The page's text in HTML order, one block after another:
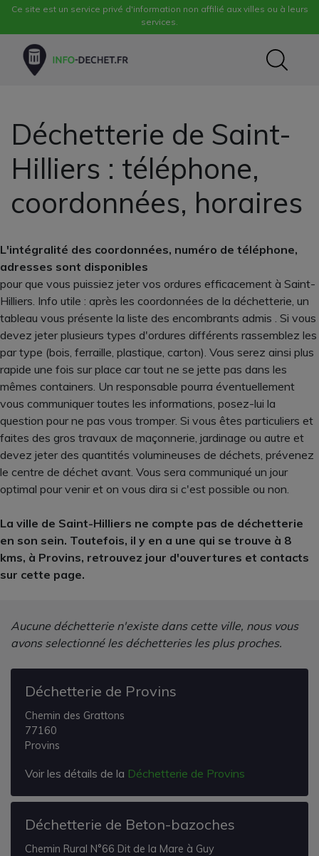
Ce site est un service privé d'information non affilié aux villes ou à leurs
services.
Déchetterie de Saint-
Hilliers : téléphone,
coordonnées, horaires
L'intégralité des coordonnées, numéro de téléphone,
adresses sont disponibles
pour que vous puissiez jeter vos ordures efficacement à Saint-
Hilliers. Info utile : après les coordonnées de la déchetterie, un
tableau vous présente la liste des encombrants admis . Si vous
devez jeter plusieurs types d'ordures différents rassemblez les
par type (bois, ferraille, plastique, carton). Vous serez ainsi plus
rapide une fois sur place car tout ne se jette pas dans les
mêmes containers. Un responsable pourra éventuellement
vous communiquer toutes les informations, posez-lui la
question pour ne pas vous tromper. Si vous êtes particuliers et
faites des gros travaux de maçonnerie, jardinage ou autre et
devez jeter des quantités volumineuses de déchets, prévenez
le centre de déchet avant. Vous sera communiqué un jour
optimal pour venir et on vous dira si c'est possible ou non.
La ville de Saint-Hilliers ne compte pas de déchetterie
en son sein. Toutefois, il y en a une qui se trouve à 8
kms, à Provins, retrouvez jour d'ouvertures et contacts
sur cette page.
Aucune déchetterie n'existe dans cette ville, nous vous
avons selectionné les déchetteries les plus proches.
Déchetterie de Provins
Chemin des Grattons
77160
Provins
Voir les détails de la Déchetterie de Provins
Déchetterie de Beton-bazoches
Chemin Rural N°66 Dit de la Mare à Guy